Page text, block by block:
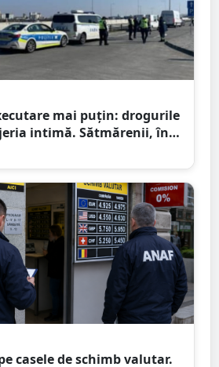
mai puțin: drogurile
intimă. Sătmărenii, în
casele de schimb valutar.